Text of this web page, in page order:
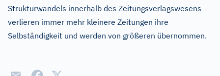
Strukturwandels innerhalb des Zeitungsverlagswesens
verlieren immer mehr kleinere Zeitungen ihre
Selbständigkeit und werden von größeren übernommen.